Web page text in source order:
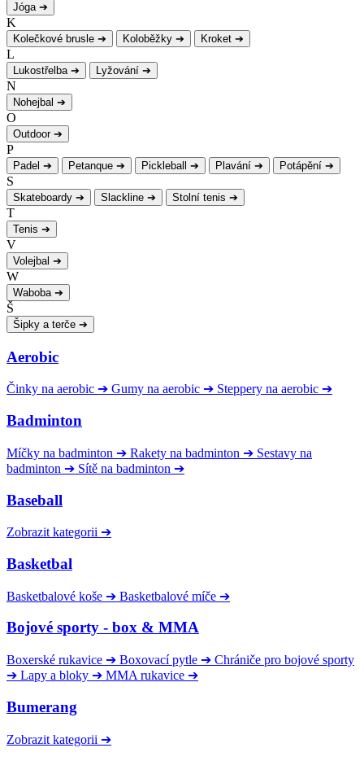
Jóga ➔
K
Kolečkové brusle ➔ Koloběžky ➔ Kroket ➔
L
Lukostřelba ➔ Lyžování ➔
N
Nohejbal ➔
O
Outdoor ➔
P
Padel ➔ Petanque ➔ Pickleball ➔ Plavání ➔ Potápění ➔
S
Skateboardy ➔ Slackline ➔ Stolní tenis ➔
T
Tenis ➔
V
Volejbal ➔
W
Waboba ➔
Š
Šipky a terče ➔
Aerobic
Činky na aerobic ➔ Gumy na aerobic ➔ Steppery na aerobic ➔
Badminton
Míčky na badminton ➔ Rakety na badminton ➔ Sestavy na
badminton ➔ Sítě na badminton ➔
Baseball
Zobrazit kategorii ➔
Basketbal
Basketbalové koše ➔ Basketbalové míče ➔
Bojové sporty - box & MMA
Boxerské rukavice ➔ Boxovací pytle ➔ Chrániče pro bojové sporty
➔ Lapy a bloky ➔ MMA rukavice ➔
Bumerang
Zobrazit kategorii ➔